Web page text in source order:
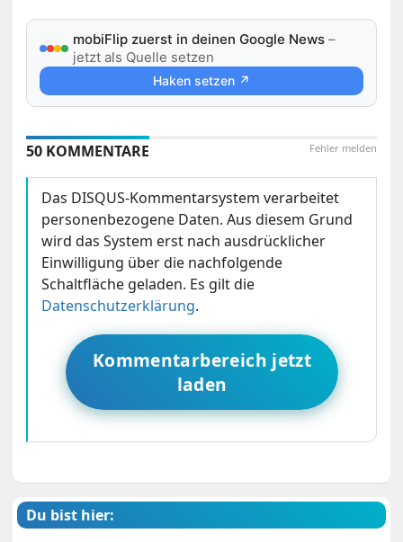
mobiFlip zuerst in deinen Google News –
jetzt als Quelle setzen
Haken setzen ↗
Fehler melden
50 KOMMENTARE
Das DISQUS-Kommentarsystem verarbeitet
personenbezogene Daten. Aus diesem Grund
wird das System erst nach ausdrücklicher
Einwilligung über die nachfolgende
Schaltfläche geladen. Es gilt die
Datenschutzerklärung.
Kommentarbereich jetzt
laden
Du bist hier: